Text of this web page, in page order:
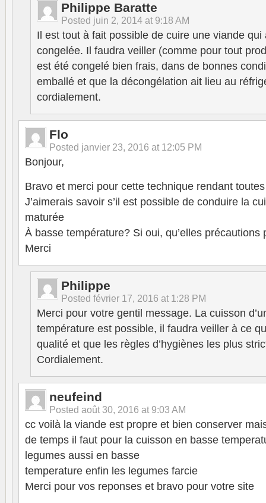
Philippe Baratte
Posted juin 2, 2014 at 9:18 AM
Il est tout à fait possible de cuire une viande
congelée. Il faudra veiller (comme pour tout
est été congelé bien frais, dans de bonnes
emballé et que la décongélation ait lieu au
cordialement.
Flo
Posted janvier 23, 2016 at 12:05 PM
Bonjour,
Bravo et merci pour cette technique rendant
J’aimerais savoir s’il est possible de conduire la
maturée
À basse température? Si oui, qu’elles précautions
Merci
Philippe
Posted février 17, 2016 at 1:28 PM
Merci pour votre gentil message. La cuisson
température est possible, il faudra veiller à ce
qualité et que les règles d’hygiènes les plus
Cordialement.
neufeind
Posted août 30, 2016 at 9:03 AM
cc voilà la viande est propre et bien conserver
de temps il faut pour la cuisson en basse
legumes aussi en basse
temperature enfin les legumes farcie
Merci pour vos reponses et bravo pour votre site